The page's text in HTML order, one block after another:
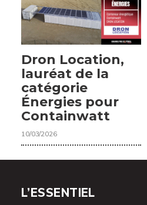
Dron Location,
lauréat de la
catégorie
Énergies pour
Containwatt
10/03/2026
L’ESSENTIEL